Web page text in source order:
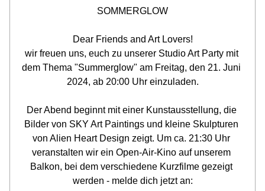
SOMMERGLOW
Dear Friends and Art Lovers!
wir freuen uns, euch zu unserer Studio Art Party mit
dem Thema "Summerglow" am Freitag, den 21. Juni
2024, ab 20:00 Uhr einzuladen.
Der Abend beginnt mit einer Kunstausstellung, die
Bilder von SKY Art Paintings und kleine Skulpturen
von Alien Heart Design zeigt. Um ca. 21:30 Uhr
veranstalten wir ein Open-Air-Kino auf unserem
Balkon, bei dem verschiedene Kurzfilme gezeigt
werden - melde dich jetzt an: